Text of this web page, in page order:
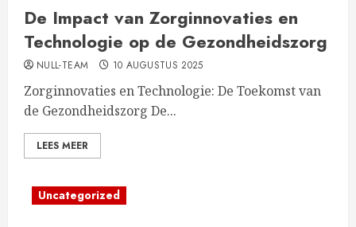
De Impact van Zorginnovaties en
Technologie op de Gezondheidszorg
NULL-TEAM 10 AUGUSTUS 2025
Zorginnovaties en Technologie: De Toekomst van
de Gezondheidszorg De...
LEES MEER
Uncategorized